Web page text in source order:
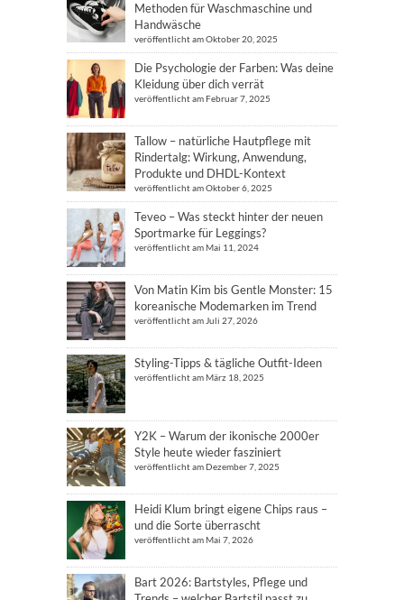
Methoden für Waschmaschine und
Handwäsche
veröffentlicht am Oktober 20, 2025
Die Psychologie der Farben: Was deine
Kleidung über dich verrät
veröffentlicht am Februar 7, 2025
Tallow – natürliche Hautpflege mit
Rindertalg: Wirkung, Anwendung,
Produkte und DHDL-Kontext
veröffentlicht am Oktober 6, 2025
Teveo – Was steckt hinter der neuen
Sportmarke für Leggings?
veröffentlicht am Mai 11, 2024
Von Matin Kim bis Gentle Monster: 15
koreanische Modemarken im Trend
veröffentlicht am Juli 27, 2026
Styling-Tipps & tägliche Outfit-Ideen
veröffentlicht am März 18, 2025
Y2K – Warum der ikonische 2000er
Style heute wieder fasziniert
veröffentlicht am Dezember 7, 2025
Heidi Klum bringt eigene Chips raus –
und die Sorte überrascht
veröffentlicht am Mai 7, 2026
Bart 2026: Bartstyles, Pflege und